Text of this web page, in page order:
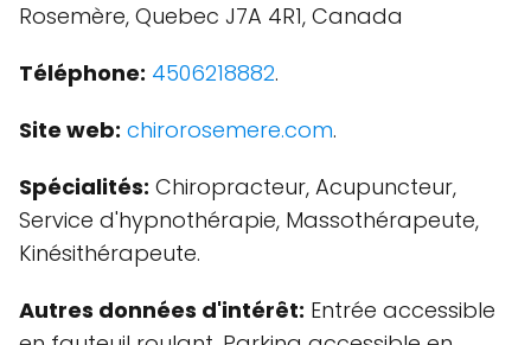
Rosemère, Quebec J7A 4R1, Canada
Téléphone: 4506218882.
Site web: chirorosemere.com.
Spécialités: Chiropracteur, Acupuncteur,
Service d'hypnothérapie, Massothérapeute,
Kinésithérapeute.
Autres données d'intérêt: Entrée accessible